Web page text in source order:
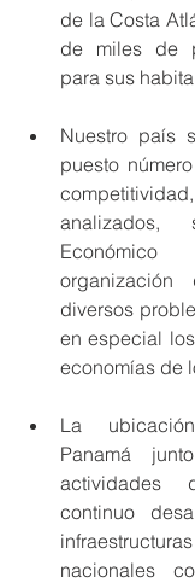
de la Costa
de miles de
para sus
Nuestro país
puesto
Económico
diversos
en especial
economías de
La
Panamá
actividades
continuo
nacionales